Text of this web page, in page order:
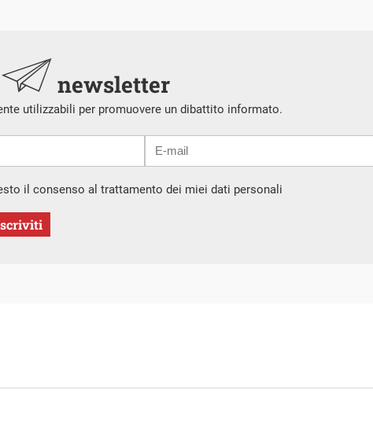
newsletter
utilizzabili per promuovere un dibattito informato.
il consenso al trattamento dei miei dati personali